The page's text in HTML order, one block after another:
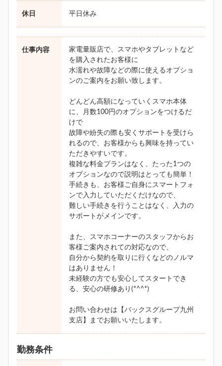
休日 平日休み
仕事内容
家電量販店で、スマホやタブレットなど
を購入されたお客様に
水濡れや故障などの際に使えるオプショ
ンのご案内をお願い致します。
どんどん高額になっていくスマホ本体
に、月数100円のオプションをつけるだ
けで
故障や紛失の際も安くサポートを受けら
れるので、お客様からも興味を持ってい
ただきやすいです。
複雑な料金プランはなく、たった1つの
オプションなので説明はとっても簡単！
手続きも、お客様ご自身にスマートフォ
ンで入力していただくだけなので、
難しい手続きを行うことはなく、入力の
サポートがメインです。
また、スマホコーナーのスタッフからお
客様ご案内されての対応なので、
自分から契約を取りに行くなどのノルマ
はありません！
未経験の方でも安心してスタートでき
る、安心の研修あり(*^^*)
お問い合わせは【バックスグループ九州
支店】までお願いいたします。
勤務条件